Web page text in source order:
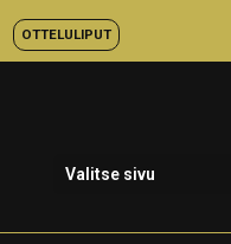
OTTELULIPUT
Valitse sivu